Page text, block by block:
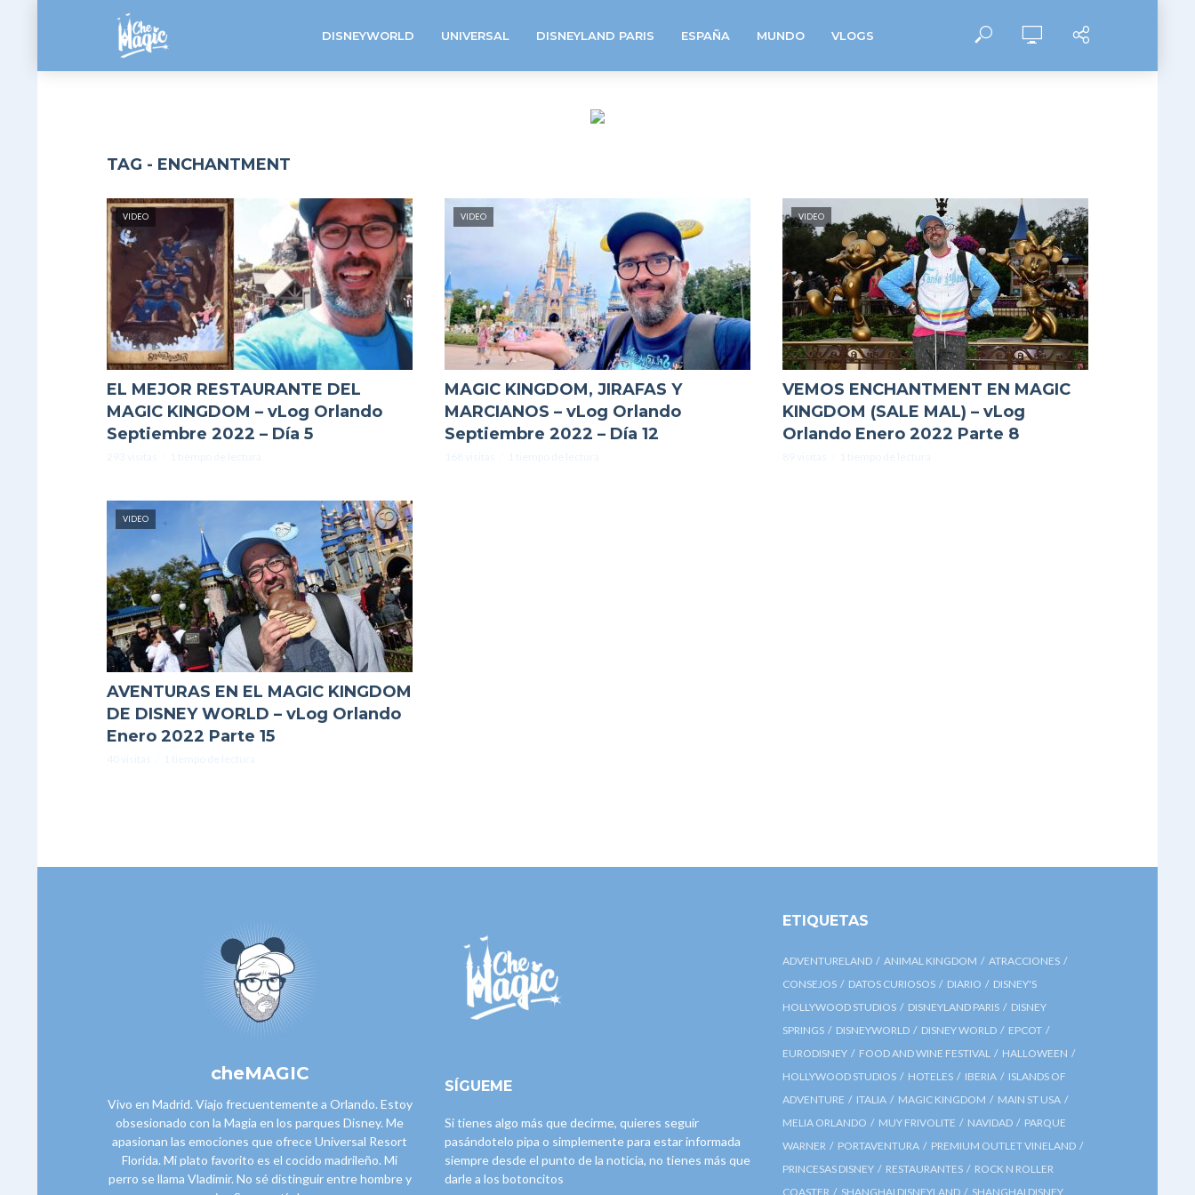
DISNEYWORLD UNIVERSAL DISNEYLAND PARIS ESPAÑA MUNDO VLOGS
TAG - ENCHANTMENT
VIDEO
EL MEJOR RESTAURANTE DEL
MAGIC KINGDOM – vLog Orlando
Septiembre 2022 – Día 5
VIDEO
MAGIC KINGDOM, JIRAFAS Y
MARCIANOS – vLog Orlando
Septiembre 2022 – Día 12
VIDEO
VEMOS ENCHANTMENT EN MAGIC
KINGDOM (SALE MAL) – vLog
Orlando Enero 2022 Parte 8
VIDEO
AVENTURAS EN EL MAGIC KINGDOM
DE DISNEY WORLD – vLog Orlando
Enero 2022 Parte 15
cheMAGIC
Vivo en Madrid. Viajo frecuentemente a Orlando. Estoy
obsesionado con la Magia en los parques Disney. Me
apasionan las emociones que ofrece Universal Resort
Florida. Mi plato favorito es el cocido madrileño. Mi
perro se llama Vladimir. No sé distinguir entre hombre y
SÍGUEME
Si tienes algo más que decirme, quieres seguir
pasándotelo pipa o simplemente para estar informada
siempre desde el punto de la noticia, no tienes más que
darle a los botoncitos
ETIQUETAS
ADVENTURELAND ANIMAL KINGDOM
ATRACCIONES
CONSEJOS
DATOS CURIOSOS DIARIO
DISNEY'S
HOLLYWOOD STUDIOS
DISNEYLAND PARIS
DISNEY
SPRINGS
DISNEYWORLD DISNEY WORLD
EPCOT
EURODISNEY
FOOD AND WINE FESTIVAL
HALLOWEEN
HOLLYWOOD STUDIOS
HOTELES IBERIA
ISLANDS OF
ADVENTURE
ITALIA MAGIC KINGDOM
MAIN ST USA
MELIA ORLANDO
MUY FRIVOLITE NAVIDAD
PARQUE
WARNER
PORTAVENTURA
PREMIUM OUTLET VINELAND
PRINCESAS DISNEY
RESTAURANTES
ROCK N ROLLER
COASTER
SHANGHAI DISNEYLAND SHANGHAI DISNEY